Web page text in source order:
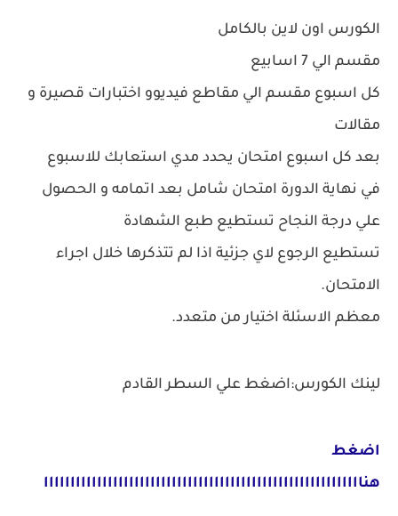
الكورس اون لاين بالكامل
مقسم الي 7 اسابيع
كل اسبوع مقسم الي مقاطع فيديوو اختبارات قصيرة و
مقالات
بعد كل اسبوع امتحان يحدد مدي استعابك للاسبوع
في نهاية الدورة امتحان شامل بعد اتمامه و الحصول
علي درجة النجاح تستطيع طبع الشهادة
تستطيع الرجوع لاي جزئية اذا لم تتذكرها خلال اجراء
الامتحان.
معظم الاسئلة اختيار من متعدد.
لينك الكورس:اضغط علي السطر القادم
اضغط
هناااااااااااااااااااااااااااااااااااااااااااااااااااااااااااا